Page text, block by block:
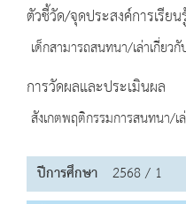
ตัวชี้วัด/จุดประสงค์การเรีย
เด็กสามารถสนทนา/เล่าเกี่ยว
การวัดผลและประเมินผล
สังเกตพฤติกรรมการสนทนา/
ปีการศึกษา 2568 / 1